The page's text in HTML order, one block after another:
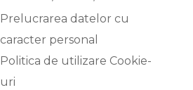
Prelucrarea datelor cu
caracter personal
Politica de utilizare Cookie-
uri